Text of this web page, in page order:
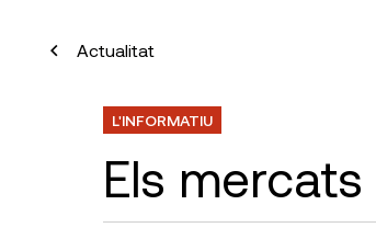
Actualitat
L'INFORMATIU
Els